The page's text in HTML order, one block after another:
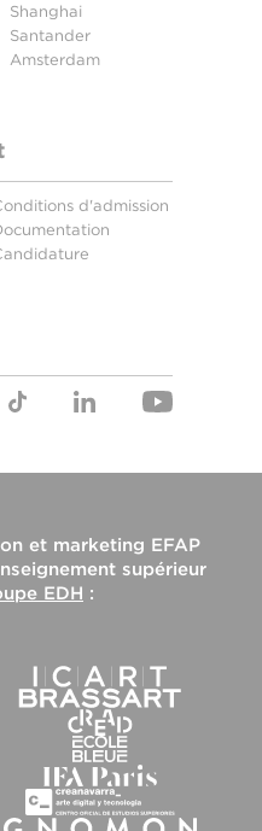
Shanghai
Santander
Amsterdam
d'admission
et marketing EFAP
supérieur
EDH :